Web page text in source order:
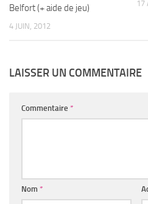
Belfort (+ aide de jeu)
4 JUIN, 2012
17
LAISSER UN COMMENTAIRE
Commentaire *
Nom *